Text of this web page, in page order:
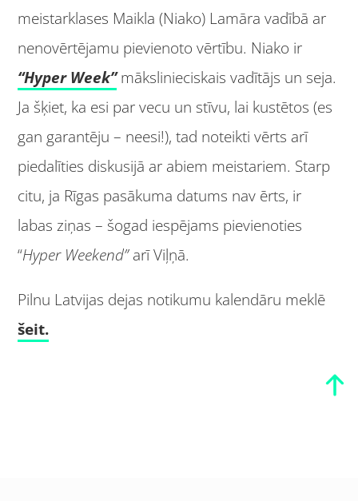
meistarklases Maikla (Niako) Lamāra vadībā ar
nenovērtējamu pievienoto vērtību. Niako ir
“Hyper Week”mākslinieciskais vadītājs un seja.
Ja šķiet, ka esi par vecu un stīvu, lai kustētos (es
gan garantēju – neesi!), tad noteikti vērts arī
piedalīties diskusijā ar abiem meistariem. Starp
citu, ja Rīgas pasākuma datums nav ērts, ir
labas ziņas – šogad iespējams pievienoties
“Hyper Weekend”arī Viļņā.
Pilnu Latvijas dejas notikumu kalendāru meklē
šeit.